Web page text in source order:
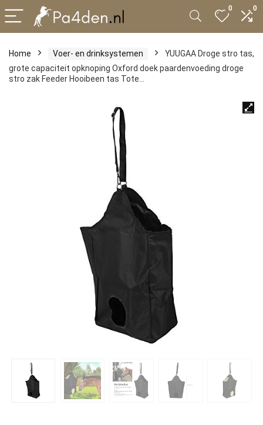
0 0
Home Voer- en drinksystemen
YUUGAA Droge stro tas,
grote capaciteit opknoping Oxford doek paardenvoeding droge
stro zak Feeder Hooibeen tas Tote…